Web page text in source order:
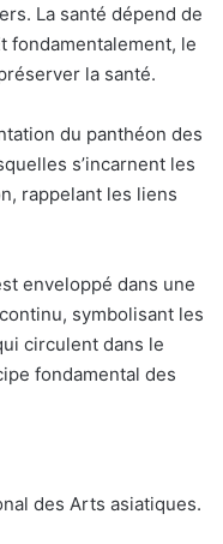
La santé dépend de
fondamentalement, le
la santé.
du panthéon des
s’incarnent les
rappelant les liens
enveloppé dans une
symbolisant les
circulent dans le
fondamental des
des Arts asiatiques.